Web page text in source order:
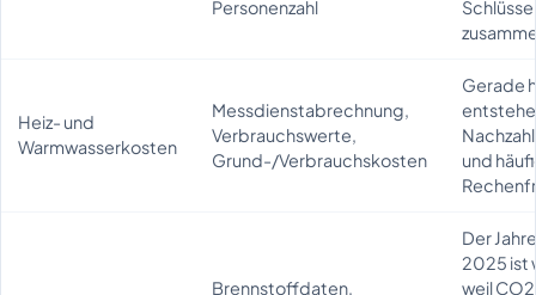
Personenzahl
Heiz- und
Warmwasserkosten
Messdienstabrechnung,
Verbrauchswerte,
Grund-/Verbrauchskosten
Gerade
und
Brennstoffdaten,
Der
2025 ist
weil